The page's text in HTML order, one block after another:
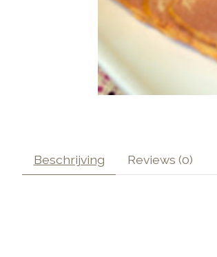
Beschrijving Reviews (0)